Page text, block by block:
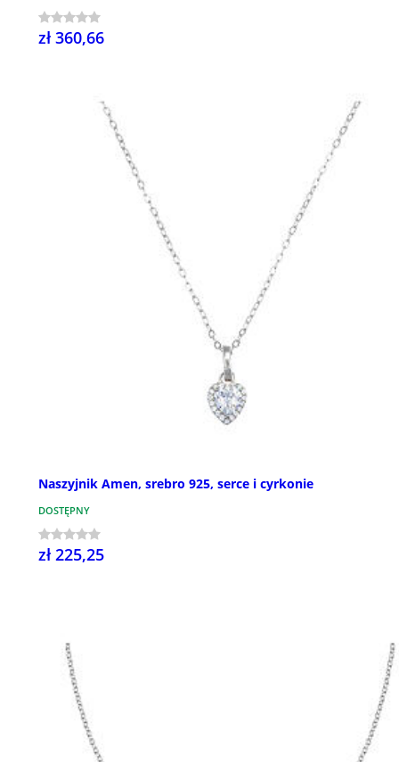
zł 360,66
Naszyjnik Amen, srebro 925, serce i cyrkonie
DOSTĘPNY
zł 225,25